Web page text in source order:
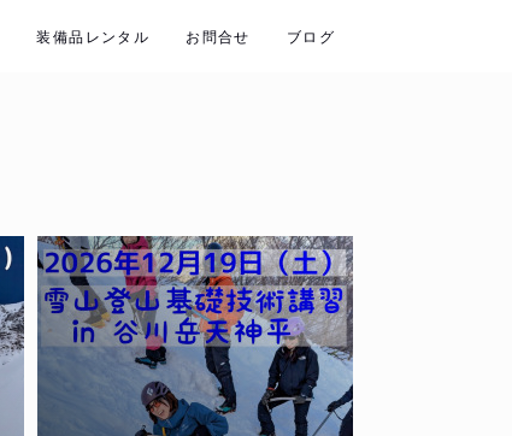
装備品レンタル お問合せ ブログ